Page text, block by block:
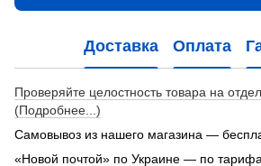
Доставка Оплата
Проверяйте целостность товара на
(Подробнее...)
Самовывоз из нашего магазина —
«Новой почтой» по Украине — по